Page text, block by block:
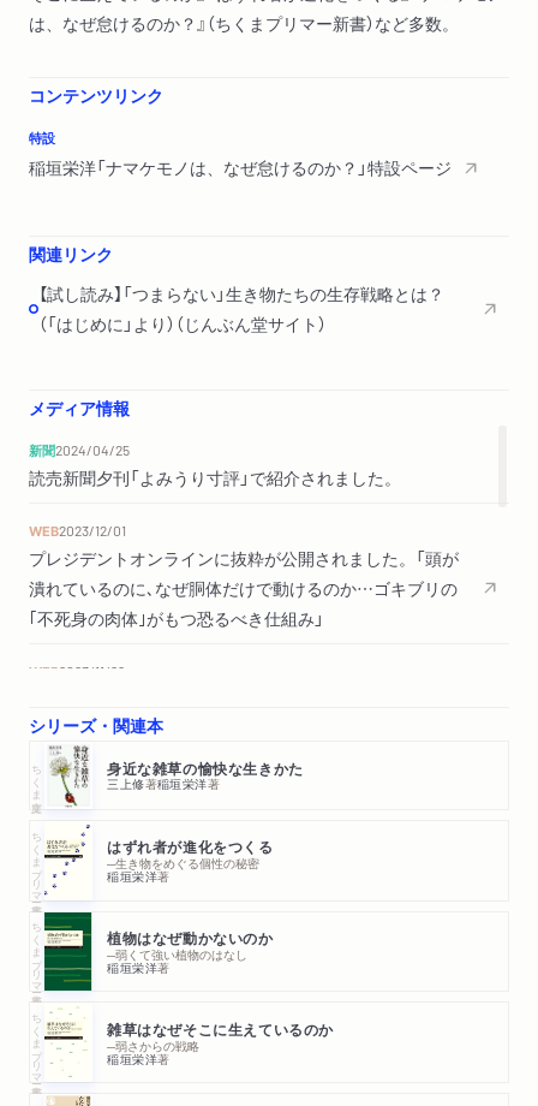
は、なぜ怠けるのか？』（ちくまプリマー新書）など多数。
コンテンツリンク
特設
稲垣栄洋「ナマケモノは、なぜ怠けるのか？」特設ページ
関連リンク
【試し読み】「つまらない」生き物たちの生存戦略とは？
（「はじめに」より）（じんぶん堂サイト）
メディア情報
新聞2024/04/25
読売新聞夕刊「よみうり寸評」で紹介されました。
WEB2023/12/01
プレジデントオンラインに抜粋が公開されました。「頭が
潰れているのに､なぜ胴体だけで動けるのか…ゴキブリの
｢不死身の肉体｣がもつ恐るべき仕組み」
WEB2023/11/29
は太っている｣はウソである…100mを9秒で走る俊足の動
物を｢ブタ野郎｣と罵るのは間違っている」
WEB2023/11/28
プレジデントオンラインに抜粋が公開されました。「｢なぜ
ナマケモノは怠けるようになったのか…一日中寝てばかり
だから生き残れたという｢ナマケモノの逆説｣」
新聞2023/07/29
朝日新聞で紹介されました。（評者：横尾忠則さん）「スロ
ーな動きゆえ戦略的に生存」
新聞 2023/07/01
東京新聞「東京読書会」で紹介されました。
シリーズ・関連本
ちくま文庫 身近な雑草の愉快な生きかた
三上修著稲垣栄洋著
ちくまプリマー新書 はずれ者が進化をつくる
─生き物をめぐる個性の秘密
稲垣栄洋著
ちくまプリマー新書 植物はなぜ動かないのか
─弱くて強い植物のはなし
稲垣栄洋著
ちくまプリマー新書 雑草はなぜそこに生えているのか
─弱さからの戦略
稲垣栄洋著